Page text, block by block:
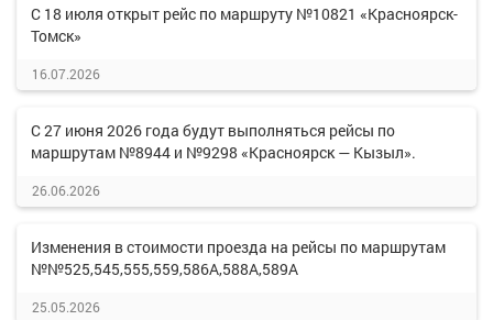
С 18 июля открыт рейс по маршруту №10821 «Красноярск-
Томск»
16.07.2026
С 27 июня 2026 года будут выполняться рейсы по
маршрутам №8944 и №9298 «Красноярск — Кызыл».
26.06.2026
Изменения в стоимости проезда на рейсы по маршрутам
№№525,545,555,559,586А,588А,589А
25.05.2026